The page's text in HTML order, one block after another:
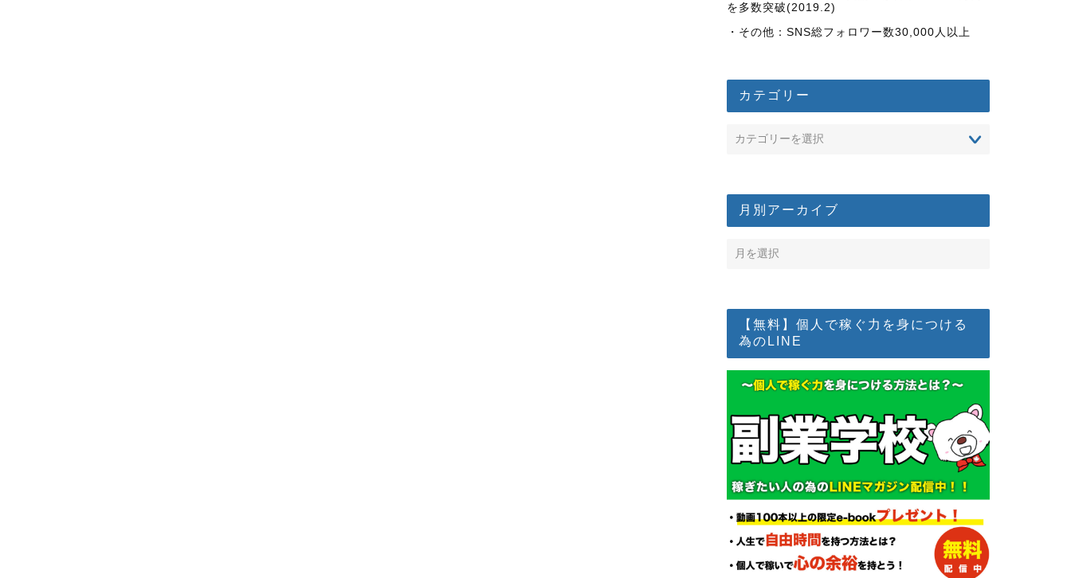
を多数突破(2019.2)
・その他：SNS総フォロワー数30,000人以上
カテゴリー
月別アーカイブ
【無料】個人で稼ぐ力を身につける
為のLINE